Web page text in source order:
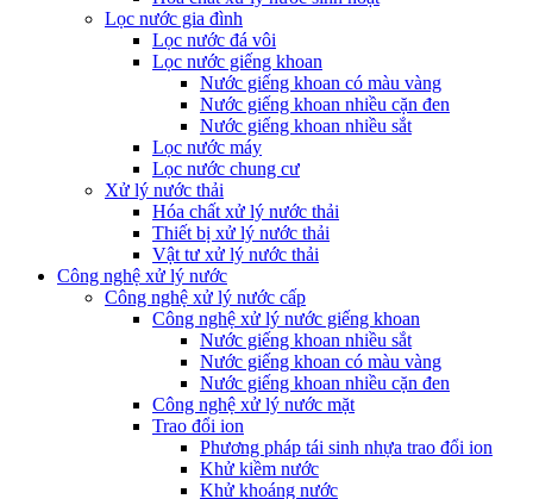
Lọc nước gia đình
Lọc nước đá vôi
Lọc nước giếng khoan
Nước giếng khoan có màu vàng
Nước giếng khoan nhiều cặn đen
Nước giếng khoan nhiều sắt
Lọc nước máy
Lọc nước chung cư
Xử lý nước thải
Hóa chất xử lý nước thải
Thiết bị xử lý nước thải
Vật tư xử lý nước thải
Công nghệ xử lý nước
Công nghệ xử lý nước cấp
Công nghệ xử lý nước giếng khoan
Nước giếng khoan nhiều sắt
Nước giếng khoan có màu vàng
Nước giếng khoan nhiều cặn đen
Công nghệ xử lý nước mặt
Trao đổi ion
Phương pháp tái sinh nhựa trao đổi ion
Khử kiềm nước
Khử khoáng nước